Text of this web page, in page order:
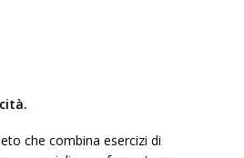
che combina esercizi di